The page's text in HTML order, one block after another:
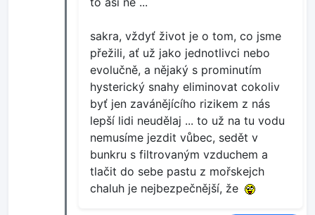
sakra, vždyť život je o tom, co jsme
přežili, ať už jako jednotlivci nebo
evolučně, a nějaký s prominutím
hysterický snahy eliminovat cokoliv
byť jen zavánějícího rizikem z nás
lepší lidi neudělaj ... to už na tu vodu
nemusíme jezdit vůbec, sedět v
bunkru s filtrovaným vzduchem a
tlačit do sebe pastu z mořskejch
chaluh je nejbezpečnější, že